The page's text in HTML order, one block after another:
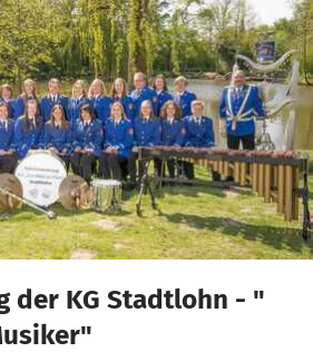
anzeigen
der KG Stadtlohn - "